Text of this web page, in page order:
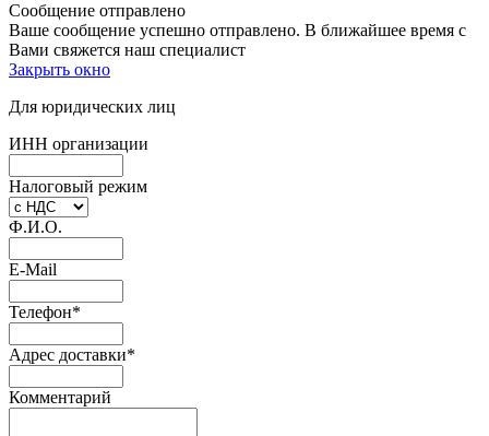
Сообщение отправлено
Ваше сообщение успешно отправлено. В ближайшее время с
Вами свяжется наш специалист
Закрыть окно
Для юридических лиц
ИНН организации
Налоговый режим
Ф.И.О.
E-Mail
Телефон*
Адрес доставки*
Комментарий